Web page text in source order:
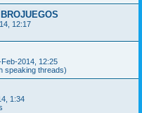
12:17
Feb-2014, 12:25
speaking threads)
1:34